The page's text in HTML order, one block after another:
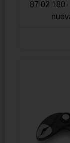
87 02 180